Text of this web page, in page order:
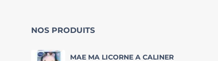
NOS PRODUITS
MAE MA LICORNE A CALINER